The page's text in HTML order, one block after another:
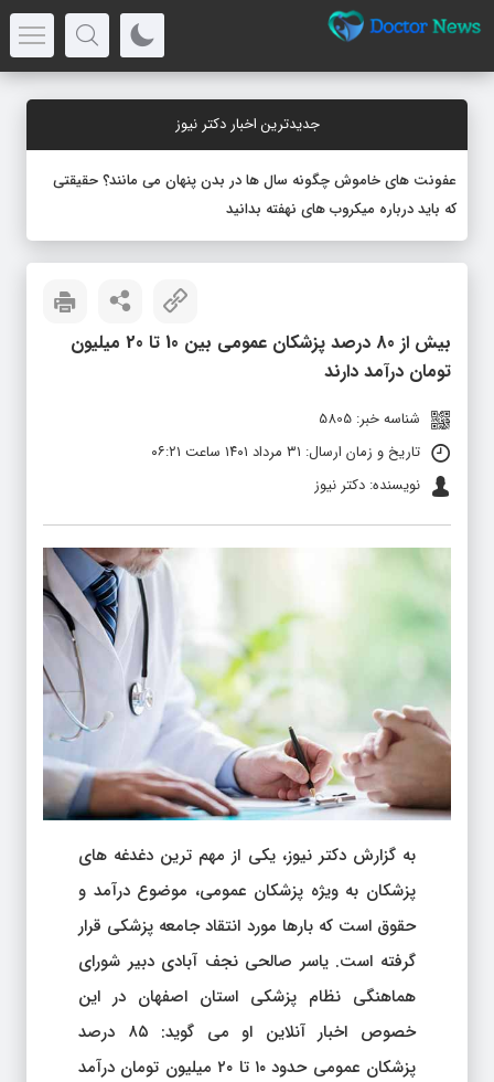
جدیدترین اخبار دکتر نیوز
عفونت های خاموش چگونه سال ها در بدن پنهان می مانند؟ حقیقتی
که باید درباره میکروب های نهفته بدانید
بیش از 80 درصد پزشکان عمومی بین 10 تا 20 میلیون
تومان درآمد دارند
شناسه خبر: 5805
تاریخ و زمان ارسال: ۳۱ مرداد ۱۴۰۱ ساعت ۰۶:۲۱
نویسنده: دکتر نیوز
به گزارش دکتر نیوز، یکی از مهم ترین دغدغه های
پزشکان به ویژه پزشکان عمومی، موضوع درآمد و
حقوق است که بارها مورد انتقاد جامعه پزشکی قرار
گرفته است. یاسر صالحی نجف آبادی دبیر شورای
هماهنگی نظام پزشکی استان اصفهان در این
خصوص اخبار آنلاین او می گوید: ۸۵ درصد
پزشکان عمومی حدود ۱۰ تا ۲۰ میلیون تومان درآمد